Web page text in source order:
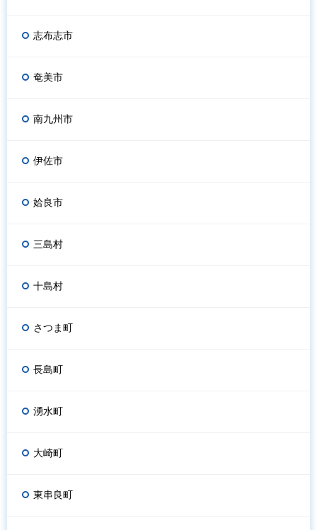
志布志市
奄美市
南九州市
伊佐市
姶良市
三島村
十島村
さつま町
長島町
湧水町
大崎町
東串良町